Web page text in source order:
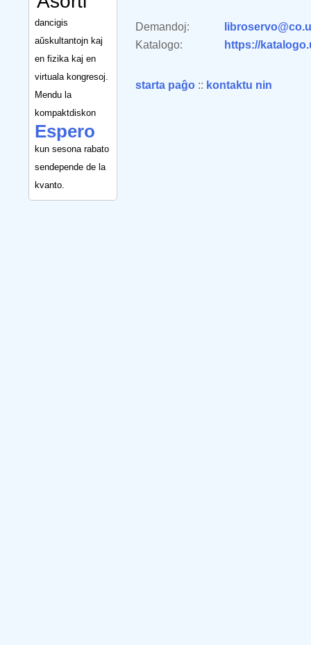
dancigis
aŭskultantojn kaj
en fizika kaj en
virtuala kongresoj.
Mendu la
kompaktdiskon
Espero
kun sesona rabato
sendepende de la
kvanto.
Demandoj:
Katalogo:
https://
starta paĝo :: kontaktu nin